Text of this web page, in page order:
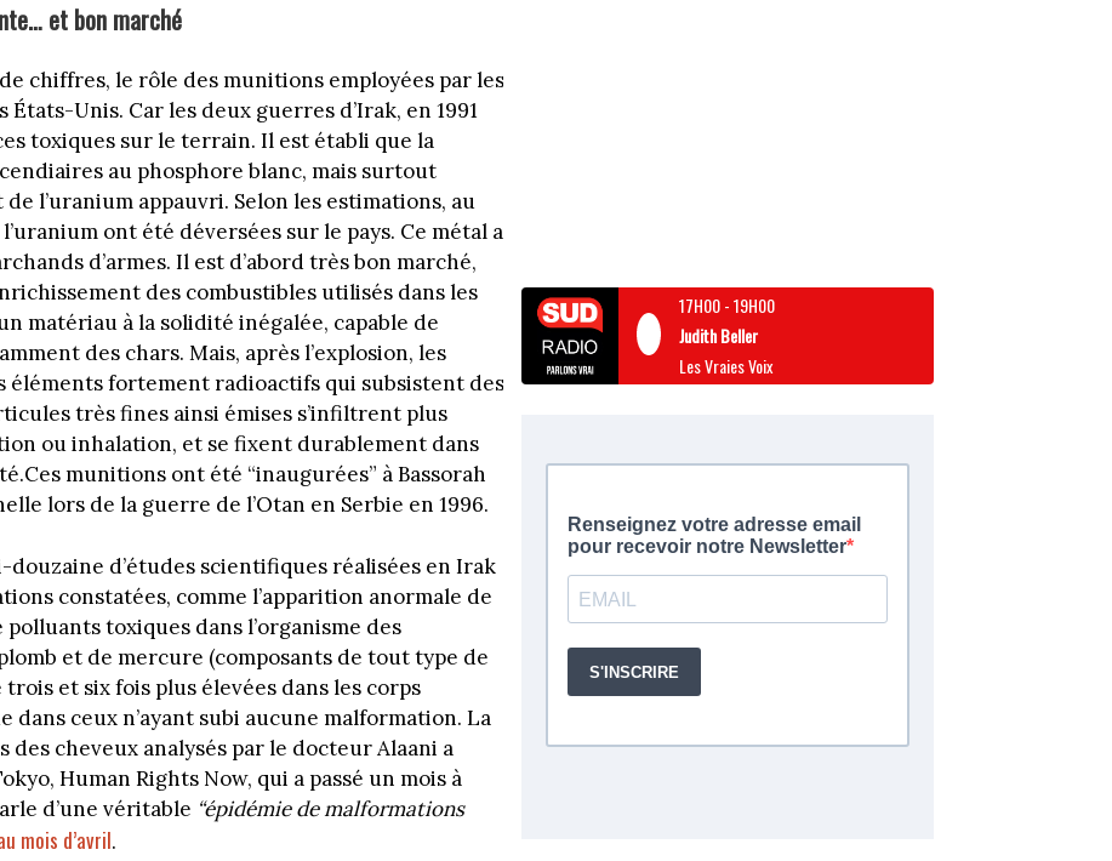
et bon marché
chiffres, le rôle des munitions employées par les
Unis. Car les deux guerres d’Irak, en 1991
toxiques sur le terrain. Il est établi que la
au phosphore blanc, mais surtout
l’uranium appauvri. Selon les estimations, au
ont été déversées sur le pays. Ce métal a
d’armes. Il est d’abord très bon marché,
des combustibles utilisés dans les
matériau à la solidité inégalée, capable de
des chars. Mais, après l’explosion, les
éléments fortement radioactifs qui subsistent des
très fines ainsi émises s’infiltrent plus
ou inhalation, et se fixent durablement dans
munitions ont été “inaugurées” à Bassorah
lors de la guerre de l’Otan en Serbie en 1996.
d’études scientifiques réalisées en Irak
constatées, comme l’apparition anormale de
toxiques dans l’organisme des
et de mercure (composants de tout type de
et six fois plus élevées dans les corps
dans ceux n’ayant subi aucune malformation. La
des cheveux analysés par le docteur Alaani a
Human Rights Now, qui a passé un mois à
d’une véritable “épidémie de malformations
mois d’avril.
17H00-19H00
Judith Beller
Les Vraies Voix